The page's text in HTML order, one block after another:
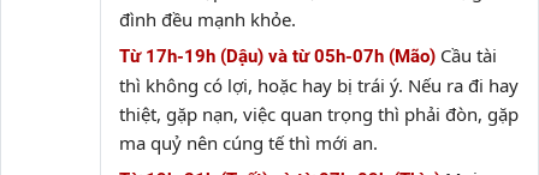
đình đều mạnh khỏe.
Từ 17h-19h (Dậu) và từ 05h-07h (Mão) Cầu tài
thì không có lợi, hoặc hay bị trái ý. Nếu ra đi hay
thiệt, gặp nạn, việc quan trọng thì phải đòn, gặp
ma quỷ nên cúng tế thì mới an.